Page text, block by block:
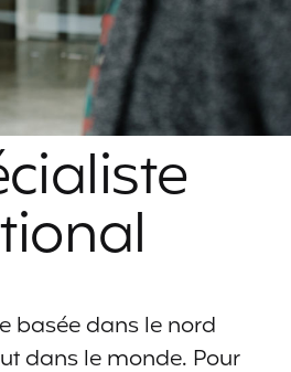
basée dans le nord
dans le monde. Pour